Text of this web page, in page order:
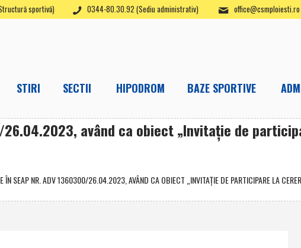
sportivă) 0344-80.30.92 (Sediu administrativ) office@csmploiesti.ro
STIRI SECTII HIPODROM BAZE SPORTIVE
26.04.2023, având ca obiect „Invitaţie de
ÎN SEAP NR. ADV 1360300/26.04.2023, AVÂND CA OBIECT „INVITAŢIE DE PARTICIPARE LA